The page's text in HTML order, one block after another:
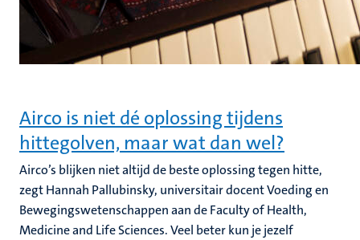
Airco is niet dé oplossing tijdens
hittegolven, maar wat dan wel?
Airco’s blijken niet altijd de beste oplossing tegen hitte,
zegt Hannah Pallubinsky, universitair docent Voeding en
Bewegingswetenschappen aan de Faculty of Health,
Medicine and Life Sciences. Veel beter kun je jezelf